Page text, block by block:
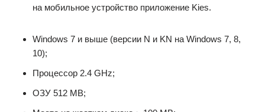
на мобильное устройство приложение Kies.
Windows 7 и выше (версии N и KN на Windows 7, 8,
10);
Процессор 2.4 GHz;
ОЗУ 512 MB;